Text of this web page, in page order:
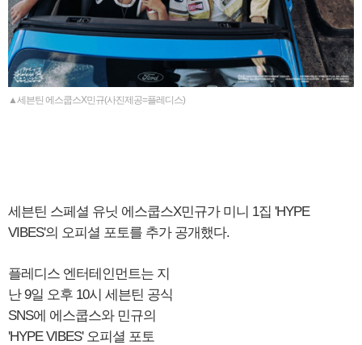
▲세븐틴 에스쿱스X민규(사진제공=플레디스)
세븐틴 스페셜 유닛 에스쿱스X민규가 미니 1집 'HYPE
VIBES'의 오피셜 포토를 추가 공개했다.
플레디스 엔터테인먼트는 지
난 9일 오후 10시 세븐틴 공식
SNS에 에스쿱스와 민규의
'HYPE VIBES' 오피셜 포토